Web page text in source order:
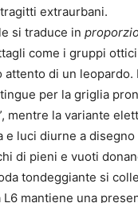
extraurbani.
si traduce in
come i gruppi ottici
attento di un leopardo.
per la griglia
mentre la variante
e luci diurne a
di pieni e vuoti
tondeggiante si
mantiene una